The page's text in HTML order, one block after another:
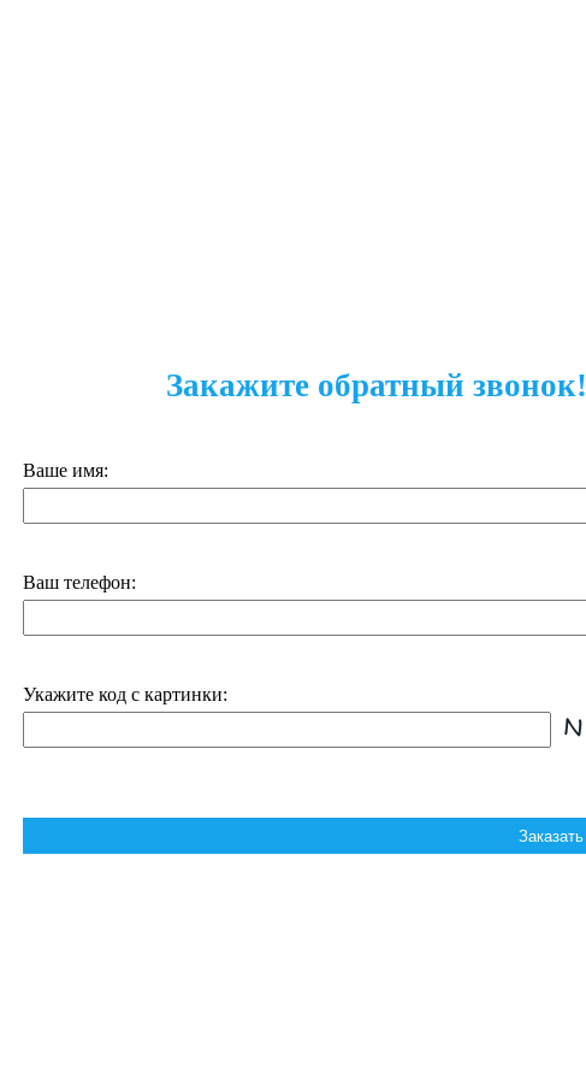
Закажите обратный звонок!
Ваше имя:
Ваш телефон:
Укажите код с картинки: